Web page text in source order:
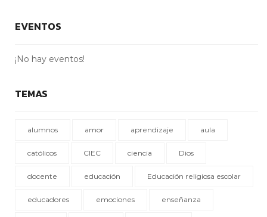
EVENTOS
¡No hay eventos!
TEMAS
alumnos amor aprendizaje aula
católicos CIEC ciencia Dios
docente educación Educación religiosa escolar
educadores emociones enseñanza